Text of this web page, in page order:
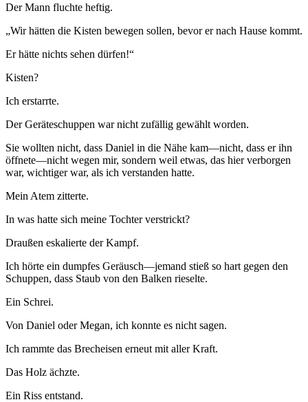
Der Mann fluchte heftig.
„Wir hätten die Kisten bewegen sollen, bevor er nach Hause kommt.
Er hätte nichts sehen dürfen!“
Kisten?
Ich erstarrte.
Der Geräteschuppen war nicht zufällig gewählt worden.
Sie wollten nicht, dass Daniel in die Nähe kam—nicht, dass er ihn
öffnete—nicht wegen mir, sondern weil etwas, das hier verborgen
war, wichtiger war, als ich verstanden hatte.
Mein Atem zitterte.
In was hatte sich meine Tochter verstrickt?
Draußen eskalierte der Kampf.
Ich hörte ein dumpfes Geräusch—jemand stieß so hart gegen den
Schuppen, dass Staub von den Balken rieselte.
Ein Schrei.
Von Daniel oder Megan, ich konnte es nicht sagen.
Ich rammte das Brecheisen erneut mit aller Kraft.
Das Holz ächzte.
Ein Riss entstand.